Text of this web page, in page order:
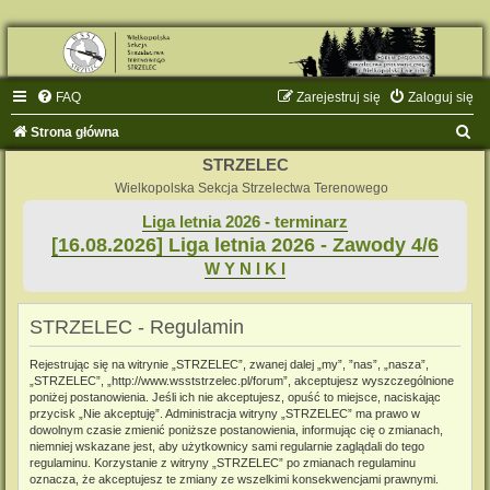
FAQ Zaloguj się
Zarejestruj się
Strona główna
STRZELEC
Wielkopolska Sekcja Strzelectwa Terenowego
Liga letnia 2026 - terminarz
[16.08.2026] Liga letnia 2026 - Zawody 4/6
W Y N I K I
STRZELEC - Regulamin
Rejestrując się na witrynie „STRZELEC”, zwanej dalej „my”, ”nas”, „nasza”,
„STRZELEC”, „http://www.wsststrzelec.pl/forum”, akceptujesz wyszczególnione
poniżej postanowienia. Jeśli ich nie akceptujesz, opuść to miejsce, naciskając
przycisk „Nie akceptuję”. Administracja witryny „STRZELEC” ma prawo w
dowolnym czasie zmienić poniższe postanowienia, informując cię o zmianach,
niemniej wskazane jest, aby użytkownicy sami regularnie zaglądali do tego
regulaminu. Korzystanie z witryny „STRZELEC” po zmianach regulaminu
oznacza, że akceptujesz te zmiany ze wszelkimi konsekwencjami prawnymi.